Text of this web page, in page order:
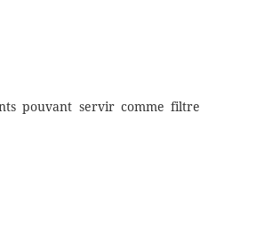
pouvant servir comme filtre